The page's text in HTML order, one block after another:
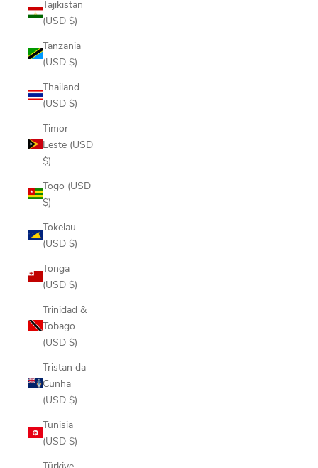
Tajikistan
(USD $)
Tanzania
(USD $)
Thailand
(USD $)
Timor-
Leste (USD
$)
Togo (USD
$)
Tokelau
(USD $)
Tonga
(USD $)
Trinidad &
Tobago
(USD $)
Tristan da
Cunha
(USD $)
Tunisia
(USD $)